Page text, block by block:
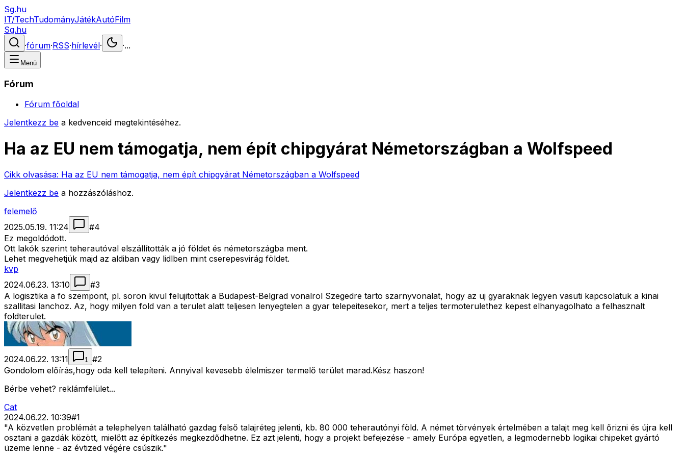
Sg.hu
IT/TechTudományJátékAutóFilm
Sg.hu
·fórum·RSS·hírlevél· ·...
Menü
Fórum
Fórum főoldal
Jelentkezz be a kedvenceid megtekintéséhez.
Ha az EU nem támogatja, nem épít chipgyárat Németországban a Wolfspeed
Cikk olvasása: Ha az EU nem támogatja, nem épít chipgyárat Németországban a Wolfspeed
Jelentkezz be a hozzászóláshoz.
felemelő
2025.05.19. 11:24
#4
Ez megoldódott.
Ott lakók szerint teherautóval elszállították a jó földet és németországba ment.
Lehet megvehetjük majd az aldiban vagy lidlben mint cserepesvirág földet.
kvp
2024.06.23. 13:10
#3
A logisztika a fo szempont, pl. soron kivul felujitottak a Budapest-Belgrad vonalrol Szegedre tarto szarnyvonalat, hogy az uj gyaraknak legyen vasuti kapcsolatuk a kinai
szallitasi lanchoz. Az, hogy milyen fold van a terulet alatt teljesen lenyegtelen a gyar telepeitesekor, mert a teljes termoterulethez kepest elhanyagolhato a felhasznalt
foldterulet.
2024.06.22. 13:11 1 #2
Gondolom előírás,hogy oda kell telepíteni. Annyival kevesebb élelmiszer termelő terület marad.Kész haszon!
Bérbe vehet? reklámfelület...
Cat
2024.06.22. 10:39#1
"A közvetlen problémát a telephelyen található gazdag felső talajréteg jelenti, kb. 80 000 teherautónyi föld. A német törvények értelmében a talajt meg kell őrizni és újra kell
osztani a gazdák között, mielőtt az építkezés megkezdődhetne. Ez azt jelenti, hogy a projekt befejezése - amely Európa egyetlen, a legmodernebb logikai chipeket gyártó
üzeme lenne - az évtized végére csúszik."